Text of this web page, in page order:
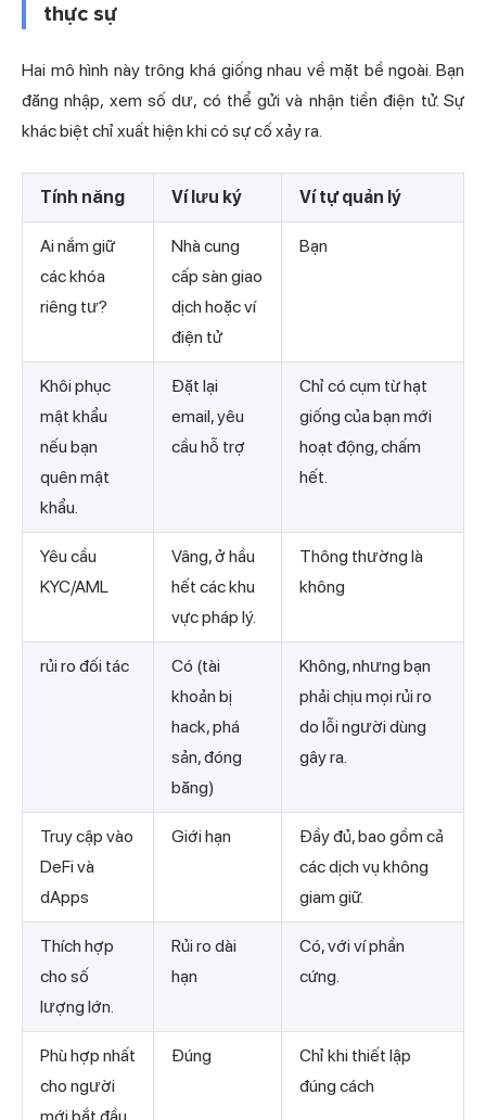
thực sự
Hai mô hình này trông khá giống nhau về mặt bề ngoài. Bạn
đăng nhập, xem số dư, có thể gửi và nhận tiền điện tử. Sự
khác biệt chỉ xuất hiện khi có sự cố xảy ra.
Tính năng Ví lưu ký Ví tự quản lý
Ai nắm giữ
các khóa
riêng tư?
Nhà cung
cấp sàn giao
dịch hoặc ví
điện tử
Bạn
Khôi phục
mật khẩu
nếu bạn
quên mật
khẩu.
Đặt lại
email, yêu
cầu hỗ trợ
Chỉ có cụm từ hạt
giống của bạn mới
hoạt động, chấm
hết.
Yêu cầu
KYC/AML
Vâng, ở hầu
hết các khu
vực pháp lý.
Thông thường là
không
rủi ro đối tác
Có (tài
khoản bị
hack, phá
sản, đóng
băng)
Không, nhưng bạn
phải chịu mọi rủi ro
do lỗi người dùng
gây ra.
Truy cập vào
DeFi và
dApps
Giới hạn
Đầy đủ, bao gồm cả
các dịch vụ không
giam giữ.
Thích hợp
cho số
lượng lớn.
Rủi ro dài
hạn
Có, với ví phần
cứng.
Phù hợp nhất
cho người
Đúng
Chỉ khi thiết lập
đúng cách